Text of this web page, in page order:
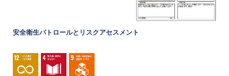
安全衛生パトロールとリスクアセスメント